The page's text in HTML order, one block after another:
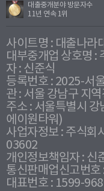
대출중개분야 방문자수
11년 연속 1위
사이트명 : 대출나라
대부중개업 상호명 :
자 : 신준식
등록번호 : 2025-서
관 : 서울 강남구 지
주소 : 서울특별시
에이원타워)
사업자정보 : 주식회
03602
개인정보책임자 : 신
통신판매업신고번
대표번호 : 1599-